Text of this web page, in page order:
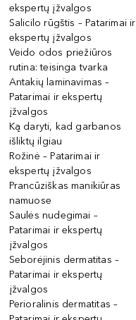
ekspertų įžvalgos
Salicilo rūgštis – Patarimai ir
ekspertų įžvalgos
Veido odos priežiūros
rutina: teisinga tvarka
Antakių laminavimas –
Patarimai ir ekspertų
įžvalgos
Ką daryti, kad garbanos
išliktų ilgiau
Rožinė – Patarimai ir
ekspertų įžvalgos
Prancūziškas manikiūras
namuose
Saulės nudegimai –
Patarimai ir ekspertų
įžvalgos
Seborėjinis dermatitas –
Patarimai ir ekspertų
įžvalgos
Perioralinis dermatitas –